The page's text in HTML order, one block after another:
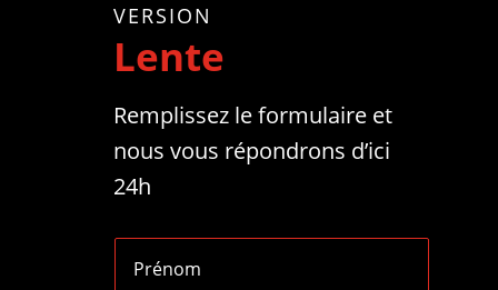
VERSION
Lente
Remplissez le formulaire et
nous vous répondrons d’ici
24h